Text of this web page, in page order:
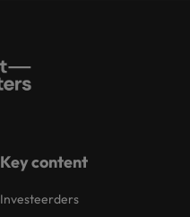
Key content
Investeerders